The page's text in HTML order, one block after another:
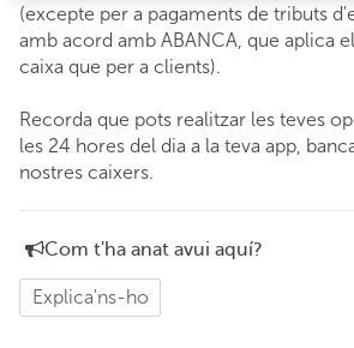
(excepte per a pagaments de tributs
amb acord amb ABANCA, que aplica
caixa que per a clients).
Recorda que pots realitzar les teves
les 24 hores del dia a la teva app,
nostres caixers.
Com t'ha anat avui aquí?
Explica'ns-ho